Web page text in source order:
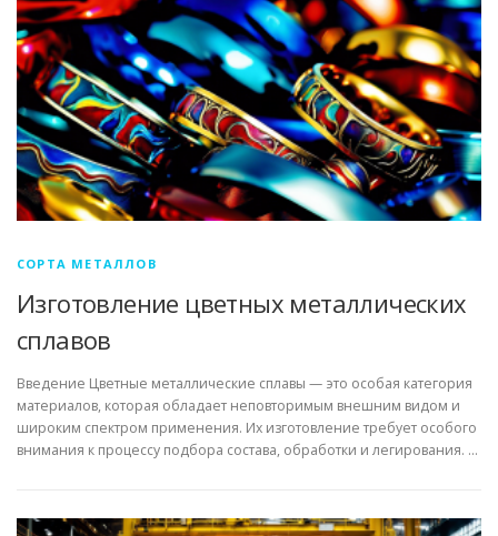
СОРТА МЕТАЛЛОВ
Изготовление цветных металлических
сплавов
Введение Цветные металлические сплавы — это особая категория
материалов, которая обладает неповторимым внешним видом и
широким спектром применения. Их изготовление требует особого
внимания к процессу подбора состава, обработки и легирования. …